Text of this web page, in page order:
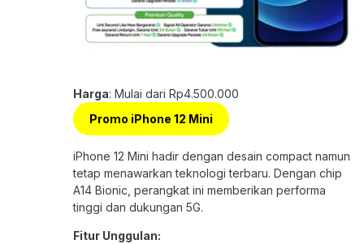
Harga: Mulai dari Rp4.500.000
Promo iPhone 12 Mini
iPhone 12 Mini hadir dengan desain compact namun
tetap menawarkan teknologi terbaru. Dengan chip
A14 Bionic, perangkat ini memberikan performa
tinggi dan dukungan 5G.
Fitur Unggulan: